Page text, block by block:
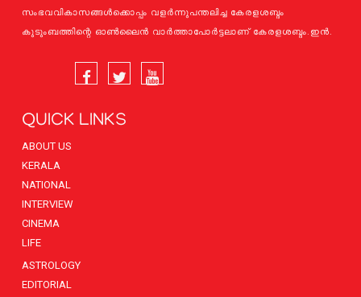
സംഭവവികാസങ്ങള്‍ക്കൊപ്പം വളര്‍ന്നുപന്തലിച്ച കേരളശബ്ദം
കുടുംബത്തിന്റെ ഓണ്‍ലൈന്‍ വാര്‍ത്താപോര്‍ട്ടലാണ് കേരളശബ്ദം.ഇന്‍.
QUICK LINKS
ABOUT US
KERALA
NATIONAL
INTERVIEW
CINEMA
LIFE
ASTROLOGY
EDITORIAL